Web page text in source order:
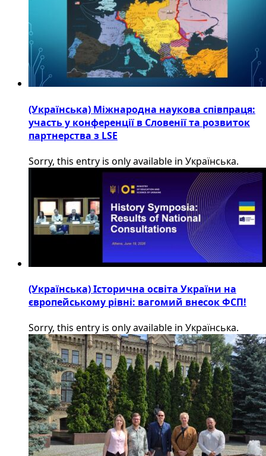
(Українська) Міжнародна наукова співпраця:
участь у конференції в Словенії та розвиток
партнерства з LSE
Sorry, this entry is only available in Українська.
(Українська) Історична освіта України на
європейському рівні: вагомий внесок ФСП!
Sorry, this entry is only available in Українська.